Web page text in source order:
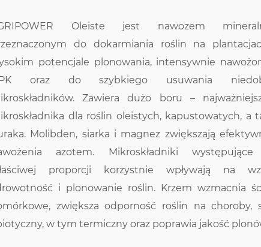
Oleiste jest nawozem
do dokarmiania roślin na
potencjale plonowania, intensywnie
oraz do szybkiego usuwania
Zawiera dużo boru –
dla roślin oleistych, kapustowatych, a
Molibden, siarka i magnez zwiększają
azotem. Mikroskładniki
proporcji korzystnie wpływają na
i plonowanie roślin. Krzem wzmacnia
zwiększa odporność roślin na choroby,
w tym termiczny oraz poprawia jakość